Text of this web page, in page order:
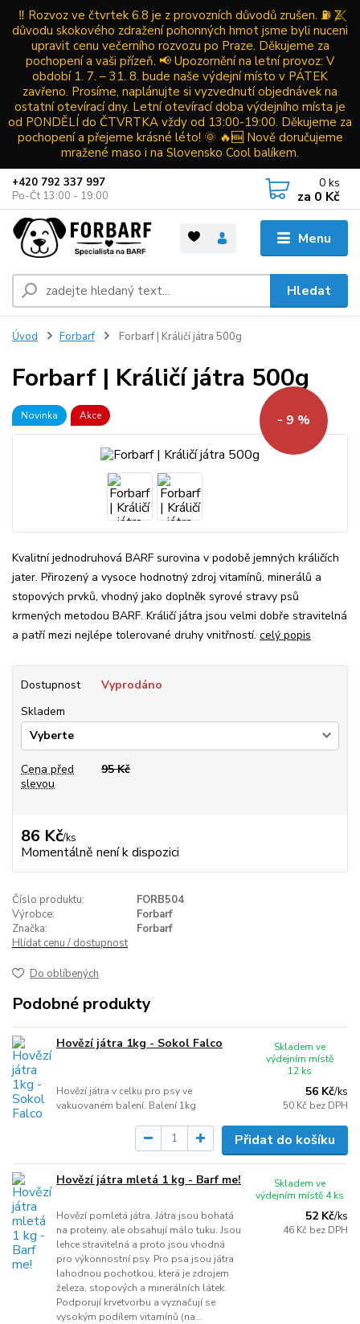
‼️ Rozvoz ve čtvrtek 6.8 je z provozních důvodů zrušen. ⛽ Z
důvodu skokového zdražení pohonných hmot jsme byli nuceni
upravit cenu večerního rozvozu po Praze. Děkujeme za
pochopení a vaši přízeň. 📢 Upozornění na letní provoz: V
období 1. 7. – 31. 8. bude naše výdejní místo v PÁTEK
zavřeno. Prosíme, naplánujte si vyzvednutí objednávek na
ostatní otevírací dny. Letní otevírací doba výdejního místa je
od PONDĚLÍ do ČTVRTKA vždy od 13:00-19:00. Děkujeme za
pochopení a přejeme krásné léto! 🌞 🔥🆕 Nově doručujeme
mražené maso i na Slovensko Cool balíkem.
Menu
Hledat
+420 792 337 997
Po-Čt 13:00 - 19:00
0 ks
za 0 Kč
Úvod Forbarf Forbarf | Králičí játra 500g
Forbarf | Králičí játra 500g
Novinka Akce - 9 %
Kvalitní jednodruhová BARF surovina v podobě jemných králičích
jater. Přirozený a vysoce hodnotný zdroj vitamínů, minerálů a
stopových prvků, vhodný jako doplněk syrové stravy psů
krmených metodou BARF. Králičí játra jsou velmi dobře stravitelná
a patří mezi nejlépe tolerované druhy vnitřností. celý popis
Dostupnost
Vyprodáno
Skladem
Cena před
slevou
95 Kč
86 Kč/ks
Momentálně není k dispozici
Číslo produktu:
FORB504
Výrobce:
Forbarf
Značka:
Forbarf
Hlídat cenu / dostupnost
Do oblíbených
Podobné produkty
Hovězí játra 1kg - Sokol Falco
Hovězí játra v celku pro psy ve
vakuovaném balení. Balení 1kg
56 Kč/ks
50 Kč bez DPH
Skladem ve
výdejním místě
12 ks
Přidat do košíku
Hovězí játra mletá 1 kg - Barf me!
Hovězí pomletá játra. Játra jsou bohatá
na proteiny, ale obsahují málo tuku. Jsou
lehce stravitelná a proto jsou vhodná
pro výkonnostní psy. Pro psa jsou játra
lahodnou pochotkou, která je zdrojem
železa, stopových a minerálních látek.
Podporují krvetvorbu a vyznačují se
vysokým podílem vitamínů (na...
52 Kč/ks
46 Kč bez DPH
Skladem ve
výdejním místě 4 ks